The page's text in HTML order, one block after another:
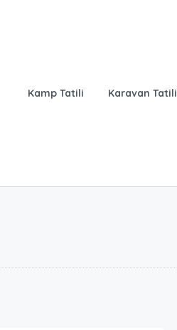
Kamp Tatili Karavan Tatili